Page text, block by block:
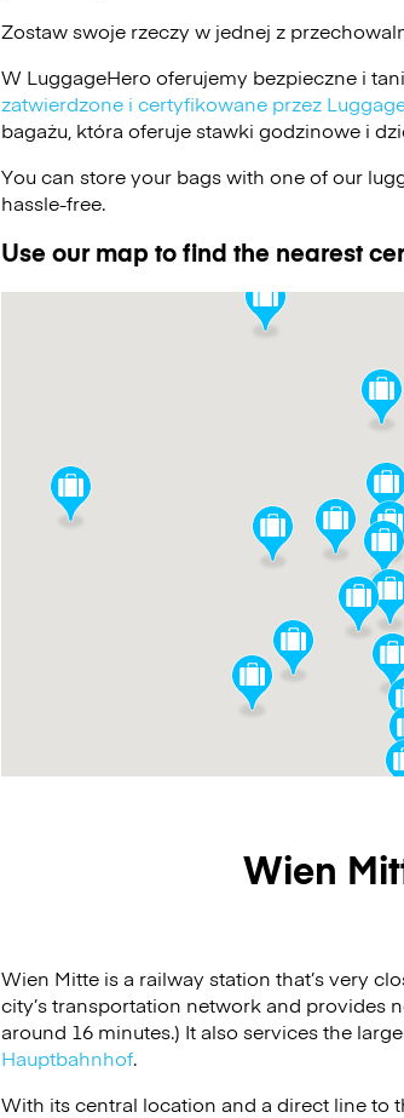
Zostaw swoje rzeczy w jednej z
W LuggageHero oferujemy bezpieczne i
zatwierdzone i certyfikowane przez
bagażu, która oferuje stawki godzinowe i
You can store your bags with one of our
hassle-free.
Use our map to find the nearest
Wien
Wien Mitte is a railway station that’s very
city’s transportation network and provides
around 16 minutes.) It also services the
Hauptbahnhof.
With its central location and a direct line to